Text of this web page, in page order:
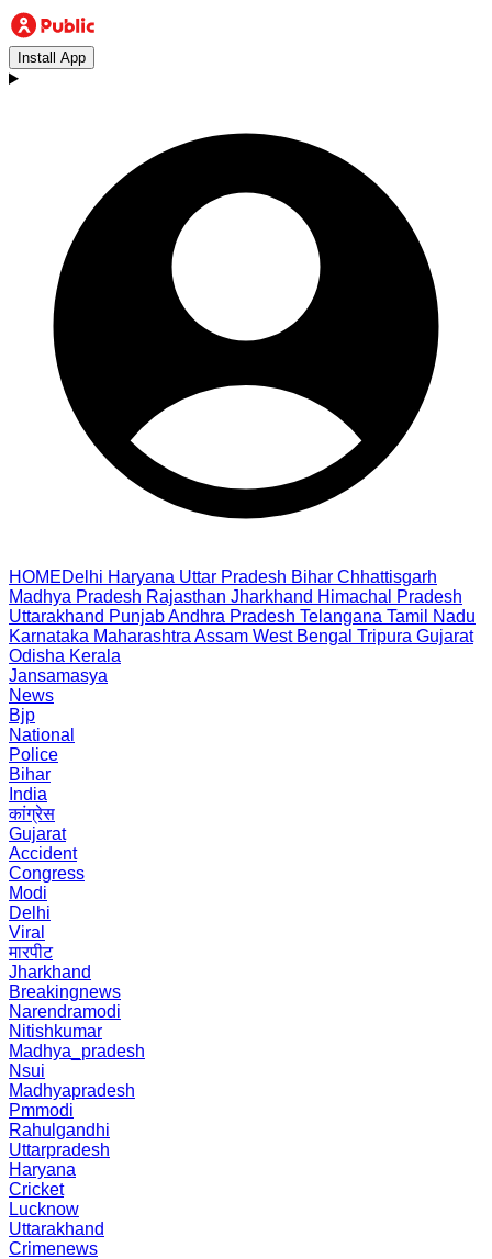
Install App
HOMEDelhi Haryana Uttar Pradesh Bihar Chhattisgarh
Madhya Pradesh Rajasthan Jharkhand Himachal Pradesh
Uttarakhand PunjabAndhra Pradesh Telangana Tamil Nadu
Karnataka Maharashtra Assam West Bengal Tripura Gujarat
Odisha Kerala
Jansamasya
News
Bjp
National
Police
Bihar
India
कांग्रेस
Gujarat
Accident
Congress
Modi
Delhi
Viral
मारपीट
Jharkhand
Breakingnews
Narendramodi
Nitishkumar
Madhya_pradesh
Nsui
Madhyapradesh
Pmmodi
Rahulgandhi
Uttarpradesh
Haryana
Cricket
Lucknow
Uttarakhand
Crimenews